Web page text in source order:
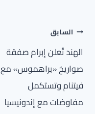
تصفّح
المقالات
السابق
الهند تُعلن إبرام صفقة
صواريخ «براهموس» مع
فيتنام وتستكمل
مفاوضات مع إندونيسيا